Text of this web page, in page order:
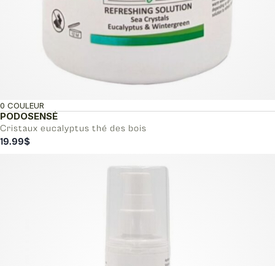
PODOSENSÉ
Cristaux eucalyptus thé des bois
0 COULEUR
19.99$